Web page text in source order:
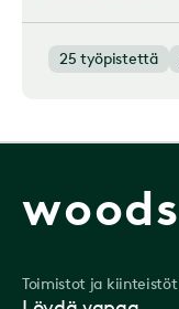
25 työpistettä
woods
Toimistot ja kiinteistöt